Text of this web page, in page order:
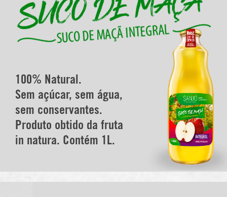
100% Natural.
Sem açúcar, sem água,
sem conservantes.
Produto obtido da fruta
in natura. Contém 1L.